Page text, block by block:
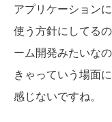
アプリケーション
使う方針にしてる
ーム開発みたいな
きゃっていう場面
感じないですね。